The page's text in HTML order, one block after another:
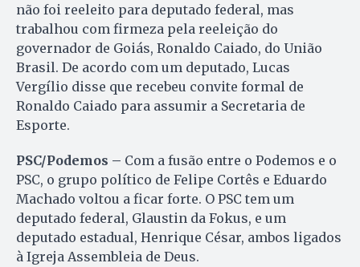
não foi reeleito para deputado federal, mas
trabalhou com firmeza pela reeleição do
governador de Goiás, Ronaldo Caiado, do União
Brasil. De acordo com um deputado, Lucas
Vergílio disse que recebeu convite formal de
Ronaldo Caiado para assumir a Secretaria de
Esporte.
PSC/Podemos – Com a fusão entre o Podemos e o
PSC, o grupo político de Felipe Cortês e Eduardo
Machado voltou a ficar forte. O PSC tem um
deputado federal, Glaustin da Fokus, e um
deputado estadual, Henrique César, ambos ligados
à Igreja Assembleia de Deus.